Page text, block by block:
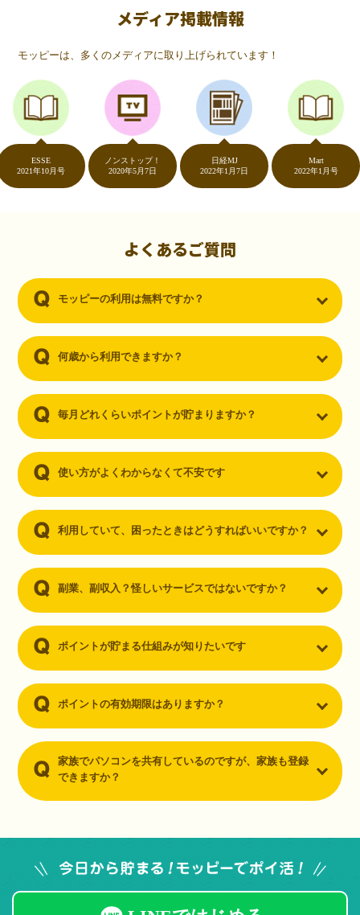
いつものネットショッピングが、モッピーでお得
（20代・女性）
友達に勧められてモッピーをはじめました。空いた時間にスマホで買
い物をすることが多いのですが、モッピーを経由するだけでショップ
のポイントとモッピーのポイントが二重で貯まることを知り、ビック
リ…！いつものネットショッピングをモッピーを経由するだけでポイ
ントが貯まるなんて…もっと早く教えてほしかった～！貯まったポイ
ントはギフト券に交換して、プチ贅沢を楽しんでます♪
（30代・男性）
ーを知りました。クレジットカードを発行するだけでポイントが貯ま
るならと無料登録して、クレジットカードの発行やアプリダウンロー
メディア掲載情報
モッピーは、多くのメディアに取り上げられています！
年10月号
ノンストップ！
2020年5月7日
日経MJ
2022年1月7日
2022年1月号
よくあるご質問
モッピーの利用は無料ですか？
何歳から利用できますか？
毎月どれくらいポイントが貯まりますか？
使い方がよくわからなくて不安です
利用していて、困ったときはどうすればいいですか？
副業、副収入？怪しいサービスではないですか？
ポイントが貯まる仕組みが知りたいです
ポイントの有効期限はありますか？
家族でパソコンを共有しているのですが、家族も登録
できますか？